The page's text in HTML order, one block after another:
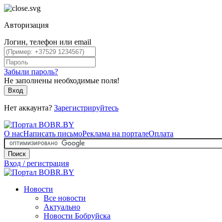
Авторизация
Логин, телефон или email
Забыли пароль?
Не заполнены необходимые поля!
Вход
Нет аккаунта? Зарегистрируйтесь
О насНаписать письмоРеклама на порталеОплата
Поиск
Вход / регистрация
Новости
Все новости
Актуально
Новости Бобруйска